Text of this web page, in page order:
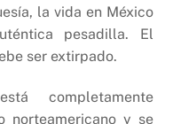
la vida en México
pesadilla. El
ser extirpado.
completamente
norteamericano y se